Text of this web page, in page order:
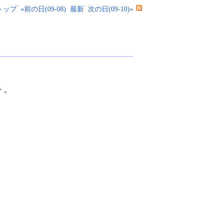
ップ «前の日(09-08) 最新 次の日(09-10)»